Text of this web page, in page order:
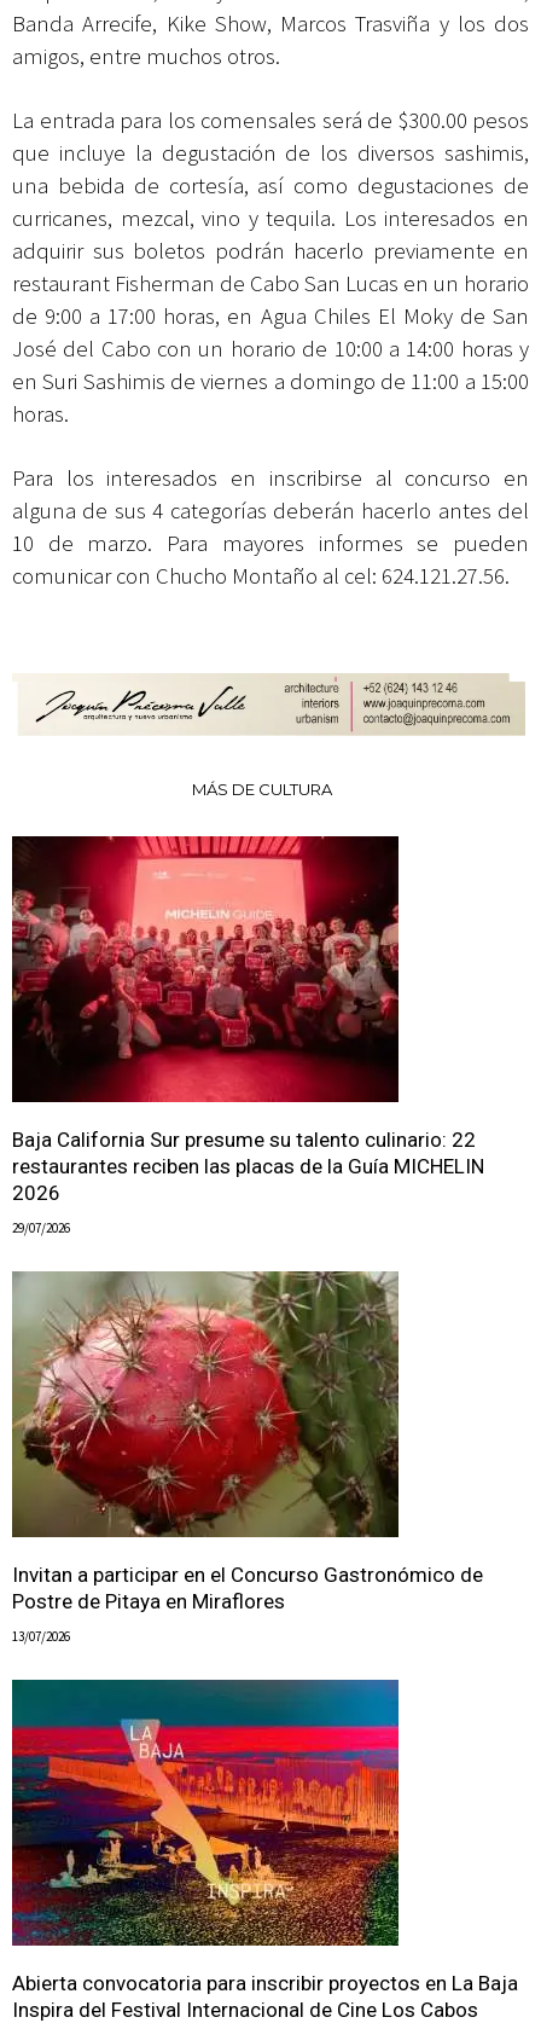
Banda Arrecife, Kike Show, Marcos Trasviña y los dos
amigos, entre muchos otros.
La entrada para los comensales será de $300.00 pesos
que incluye la degustación de los diversos sashimis,
una bebida de cortesía, así como degustaciones de
curricanes, mezcal, vino y tequila. Los interesados en
adquirir sus boletos podrán hacerlo previamente en
restaurant Fisherman de Cabo San Lucas en un horario
de 9:00 a 17:00 horas, en Agua Chiles El Moky de San
José del Cabo con un horario de 10:00 a 14:00 horas y
en Suri Sashimis de viernes a domingo de 11:00 a 15:00
horas.
Para los interesados en inscribirse al concurso en
alguna de sus 4 categorías deberán hacerlo antes del
10 de marzo. Para mayores informes se pueden
comunicar con Chucho Montaño al cel: 624.121.27.56.
MÁS DE CULTURA
Baja California Sur presume su talento culinario: 22
restaurantes reciben las placas de la Guía MICHELIN
2026
29/07/2026
Invitan a participar en el Concurso Gastronómico de
Postre de Pitaya en Miraflores
13/07/2026
Abierta convocatoria para inscribir proyectos en La Baja
Inspira del Festival Internacional de Cine Los Cabos